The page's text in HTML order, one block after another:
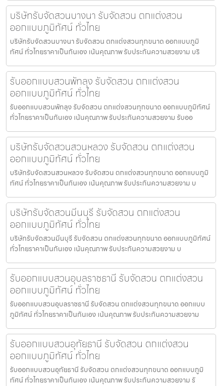
บริษัทรับจัดสวนบางนา รับจัดสวน ตกแต่งสวน
ออกแบบภูมิทัศน์ ทั่วไทย
บริษัทรับจัดสวนบางนา รับจัดสวน ตกแต่งสวนทุกขนาด ออกแบบภูมิ
ทัศน์ ทั่วไทยราคาเป็นกันเอง เน้นคุณภาพ รับประกันความสวยงาม บริ
รับออกแบบสวนพัทลุง รับจัดสวน ตกแต่งสวน
ออกแบบภูมิทัศน์ ทั่วไทย
รับออกแบบสวนพัทลุง รับจัดสวน ตกแต่งสวนทุกขนาด ออกแบบภูมิทัศน์
ทั่วไทยราคาเป็นกันเอง เน้นคุณภาพ รับประกันความสวยงาม รับออ
บริษัทรับจัดสวนสวนหลวง รับจัดสวน ตกแต่งสวน
ออกแบบภูมิทัศน์ ทั่วไทย
บริษัทรับจัดสวนสวนหลวง รับจัดสวน ตกแต่งสวนทุกขนาด ออกแบบภูมิ
ทัศน์ ทั่วไทยราคาเป็นกันเอง เน้นคุณภาพ รับประกันความสวยงาม บ
บริษัทรับจัดสวนมีนบุรี รับจัดสวน ตกแต่งสวน
ออกแบบภูมิทัศน์ ทั่วไทย
บริษัทรับจัดสวนมีนบุรี รับจัดสวน ตกแต่งสวนทุกขนาด ออกแบบภูมิทัศน์
ทั่วไทยราคาเป็นกันเอง เน้นคุณภาพ รับประกันความสวยงาม บ
รับออกแบบสวนอุบลราชธานี รับจัดสวน ตกแต่งสวน
ออกแบบภูมิทัศน์ ทั่วไทย
รับออกแบบสวนอุบลราชธานี รับจัดสวน ตกแต่งสวนทุกขนาด ออกแบบ
ภูมิทัศน์ ทั่วไทยราคาเป็นกันเอง เน้นคุณภาพ รับประกันความสวยงาม
รับออกแบบสวนอุทัยธานี รับจัดสวน ตกแต่งสวน
ออกแบบภูมิทัศน์ ทั่วไทย
รับออกแบบสวนอุทัยธานี รับจัดสวน ตกแต่งสวนทุกขนาด ออกแบบภูมิ
ทัศน์ ทั่วไทยราคาเป็นกันเอง เน้นคุณภาพ รับประกันความสวยงาม รั